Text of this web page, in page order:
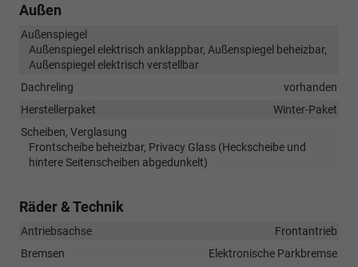
Außen
Außenspiegel
Außenspiegel elektrisch anklappbar, Außenspiegel beheizbar,
Außenspiegel elektrisch verstellbar
Dachreling
vorhanden
Herstellerpaket
Winter-Paket
Scheiben, Verglasung
Frontscheibe beheizbar, Privacy Glass (Heckscheibe und
hintere Seitenscheiben abgedunkelt)
Räder & Technik
Antriebsachse
Frontantrieb
Bremsen
Elektronische Parkbremse